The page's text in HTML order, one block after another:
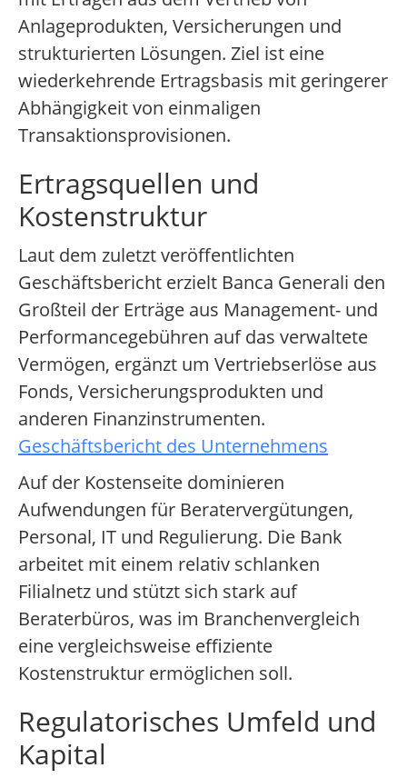
Anlageprodukten, Versicherungen und
strukturierten Lösungen. Ziel ist eine
wiederkehrende Ertragsbasis mit geringerer
Abhängigkeit von einmaligen
Transaktionsprovisionen.
Ertragsquellen und
Kostenstruktur
Laut dem zuletzt veröffentlichten
Geschäftsbericht erzielt Banca Generali den
Großteil der Erträge aus Management- und
Performancegebühren auf das verwaltete
Vermögen, ergänzt um Vertriebserlöse aus
Fonds, Versicherungsprodukten und
anderen Finanzinstrumenten.
Geschäftsbericht des Unternehmens
Auf der Kostenseite dominieren
Aufwendungen für Beratervergütungen,
Personal, IT und Regulierung. Die Bank
arbeitet mit einem relativ schlanken
Filialnetz und stützt sich stark auf
Beraterbüros, was im Branchenvergleich
eine vergleichsweise effiziente
Kostenstruktur ermöglichen soll.
Regulatorisches Umfeld und
Kapital